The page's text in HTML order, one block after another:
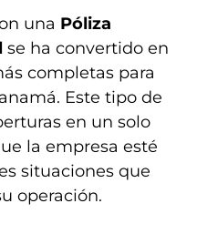
una Póliza
se ha convertido en
completas para
Este tipo de
en un solo
la empresa esté
situaciones que
operación.